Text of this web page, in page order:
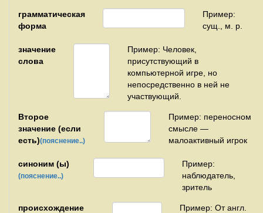
грамматическая
форма
Пример:
сущ., м. р.
значение
слова
Пример: Человек,
присутствующий в
компьютерной игре, но
непосредственно в ней не
участвующий.
Второе
значение (если
есть)(пояснение..)
Пример: переносном
смысле —
малоактивный игрок
синоним (ы)
(пояснение..)
Пример:
наблюдатель,
зритель
происхождение
Пример: От англ.